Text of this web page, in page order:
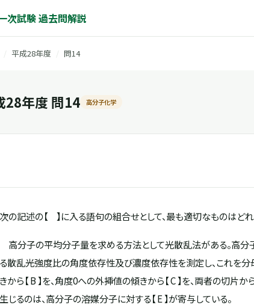
次試験 過去問解説
平成28年度 問14
28年度 問14 高分子化学
次の記述の【 】に入る語句の組合せとして、最も適切なものはどれ
高分子の平均分子量を求める方法として光散乱法がある。高分
る散乱光強度比の角度依存性及び濃度依存性を測定し、これを
きから【 B 】を、角度0への外挿値の傾きから【 C 】を、両者の切片
生じるのは、高分子の溶媒分子に対する【 E 】が寄与している。